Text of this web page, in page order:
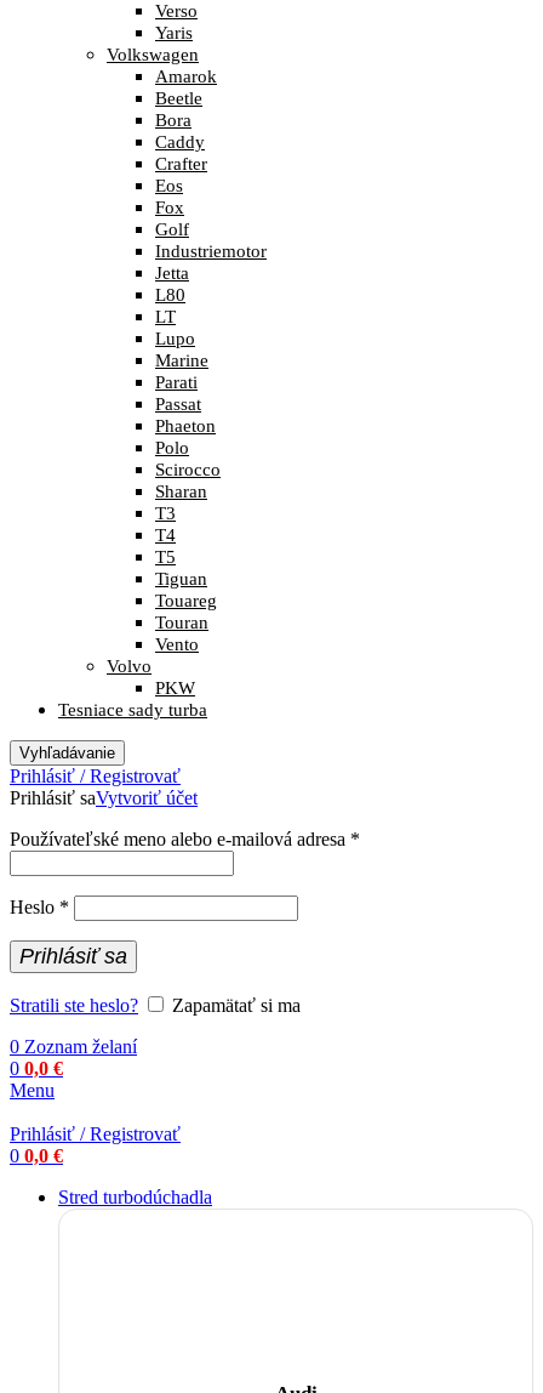
Verso
Yaris
Volkswagen
Amarok
Beetle
Bora
Caddy
Crafter
Eos
Fox
Golf
Industriemotor
Jetta
L80
LT
Lupo
Marine
Parati
Passat
Phaeton
Polo
Scirocco
Sharan
T3
T4
T5
Tiguan
Touareg
Touran
Vento
Volvo
PKW
Tesniace sady turba
Vyhľadávanie
Prihlásiť / Registrovať
Prihlásiť saVytvoriť účet
Používateľské meno alebo e-mailová adresa *
Heslo *
Prihlásiť sa
Stratili ste heslo?
Zapamätať si ma
0 Zoznam želaní
0 0,0 €
Menu
Prihlásiť / Registrovať
0 0,0 €
Stred turbodúchadla